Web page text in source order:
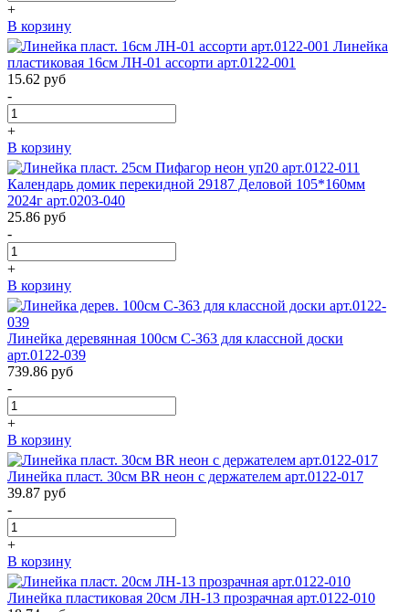
+
В корзину
Линейка
пластиковая 16см ЛН-01 ассорти арт.0122-001
15.62 руб
-
+
В корзину
Календарь домик перекидной 29187 Деловой 105*160мм
2024г арт.0203-040
25.86 руб
-
+
В корзину
Линейка деревянная 100см С-363 для классной доски
арт.0122-039
739.86 руб
-
+
В корзину
Линейка пласт. 30см BR неон с держателем арт.0122-017
39.87 руб
-
+
В корзину
Линейка пластиковая 20см ЛН-13 прозрачная арт.0122-010